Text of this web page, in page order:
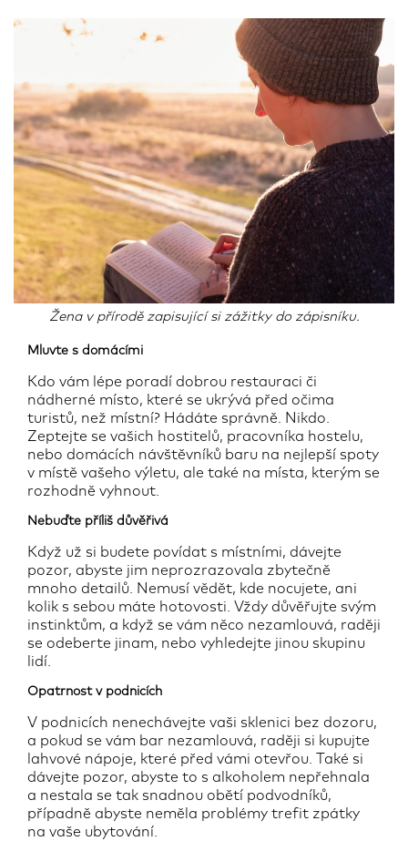
Žena v přírodě zapisující si zážitky do zápisníku.
Mluvte s domácími
Kdo vám lépe poradí dobrou restauraci či
nádherné místo, které se ukrývá před očima
turistů, než místní? Hádáte správně. Nikdo.
Zeptejte se vašich hostitelů, pracovníka hostelu,
nebo domácích návštěvníků baru na nejlepší spoty
v místě vašeho výletu, ale také na místa, kterým se
rozhodně vyhnout.
Nebuďte příliš důvěřivá
Když už si budete povídat s místními, dávejte
pozor, abyste jim neprozrazovala zbytečně
mnoho detailů. Nemusí vědět, kde nocujete, ani
kolik s sebou máte hotovosti. Vždy důvěřujte svým
instinktům, a když se vám něco nezamlouvá, raději
se odeberte jinam, nebo vyhledejte jinou skupinu
lidí.
Opatrnost v podnicích
V podnicích nenechávejte vaši sklenici bez dozoru,
a pokud se vám bar nezamlouvá, raději si kupujte
lahvové nápoje, které před vámi otevřou. Také si
dávejte pozor, abyste to s alkoholem nepřehnala
a nestala se tak snadnou obětí podvodníků,
případně abyste neměla problémy trefit zpátky
na vaše ubytování.